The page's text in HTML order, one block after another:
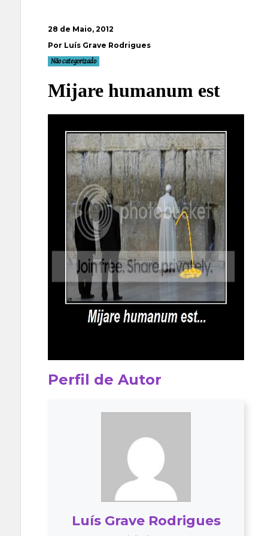
28 de Maio, 2012
Por Luís Grave Rodrigues
Não categorizado
Mijare humanum est
Perfil de Autor
Luís Grave Rodrigues